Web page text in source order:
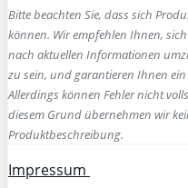
Bitte beachten Sie, dass sich
können. Wir empfehlen Ihnen,
nach aktuellen Informationen
zu sein, und garantieren Ihnen
Allerdings können Fehler nicht
diesem Grund übernehmen wir
Produktbeschreibung.
Impressum